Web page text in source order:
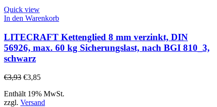
Quick view
In den Warenkorb
LITECRAFT Kettenglied 8 mm verzinkt, DIN
56926, max. 60 kg Sicherungslast, nach BGI 810_3,
schwarz
€3,93 €3,85
Enthält 19% MwSt.
zzgl. Versand